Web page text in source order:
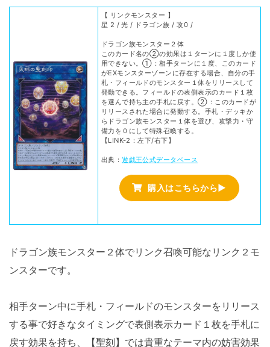
【 リンクモンスター 】
星 2 / 光 / ドラゴン族 / 攻0 /
ドラゴン族モンスター２体
このカード名の②の効果は１ターンに１度しか使
用できない。①：相手ターンに１度、このカード
がEXモンスターゾーンに存在する場合、自分の手
札・フィールドのモンスター１体をリリースして
発動できる。フィールドの表側表示のカード１枚
を選んで持ち主の手札に戻す。②：このカードが
リリースされた場合に発動する。手札・デッキか
らドラゴン族モンスター１体を選び、攻撃力・守
備力を０にして特殊召喚する。
【LINK-2：左下/右下】
出典：遊戯王公式データベース
購入はこちらから▶
ドラゴン族モンスター２体でリンク召喚可能なリンク２モ
ンスターです。
相手ターン中に手札・フィールドのモンスターをリリース
する事で好きなタイミングで表側表示カード１枚を手札に
戻す効果を持ち、【聖刻】では貴重なテーマ内の妨害効果